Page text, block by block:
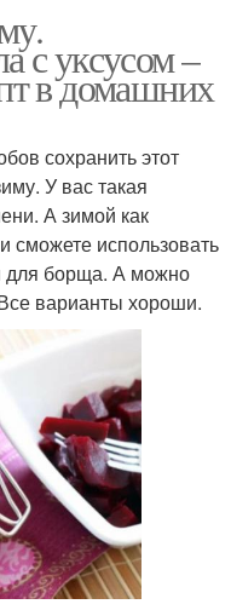
с уксусом –
в домашних
сохранить этот
У вас такая
А зимой как
сможете использовать
для борща. А можно
варианты хороши.